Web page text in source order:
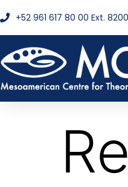
+52 961 617 80 00 Ext. 8200